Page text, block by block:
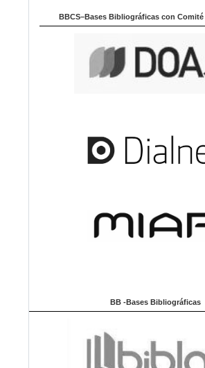
BBCS–Bases Bibliográficas con
BB -Bases Bibliográficas